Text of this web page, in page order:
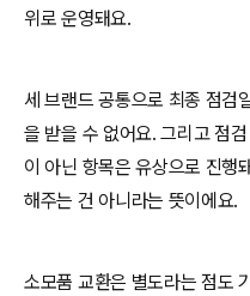
위로 운영돼요.
세 브랜드 공통으로 최종 점검
을 받을 수 없어요. 그리고 점
이 아닌 항목은 유상으로 진행
해주는 건 아니라는 뜻이에요.
소모품 교환은 별도라는 점도